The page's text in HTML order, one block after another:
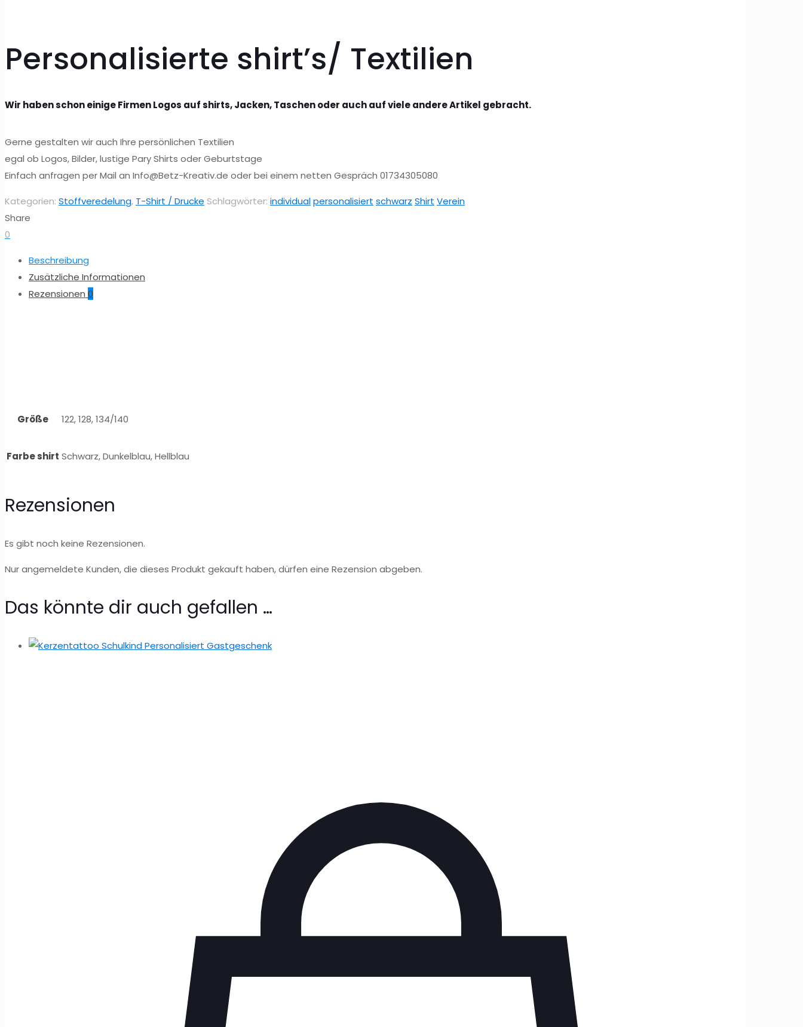
Personalisierte shirt’s/ Textilien
Wir haben schon einige Firmen Logos auf shirts, Jacken, Taschen oder auch auf viele andere Artikel gebracht.
Gerne gestalten wir auch Ihre persönlichen Textilien
egal ob Logos, Bilder, lustige Pary Shirts oder Geburtstage
Einfach anfragen per Mail an Info@Betz-Kreativ.de oder bei einem netten Gespräch 01734305080
Kategorien: Stoffveredelung, T-Shirt / Drucke Schlagwörter: individualpersonalisiert schwarz Shirt Verein
Share
0
Beschreibung
Zusätzliche Informationen
Rezensionen 0
Größe 122, 128, 134/140
Farbe shirt Schwarz, Dunkelblau, Hellblau
Rezensionen
Es gibt noch keine Rezensionen.
Nur angemeldete Kunden, die dieses Produkt gekauft haben, dürfen eine Rezension abgeben.
Das könnte dir auch gefallen …